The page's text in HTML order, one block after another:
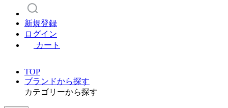
新規登録
ログイン
カート
TOP
ブランドから探す
カテゴリーから探す